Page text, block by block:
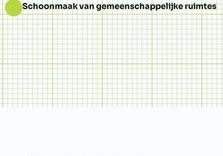
Schoonmaak van gemeenschappelijke ruimtes